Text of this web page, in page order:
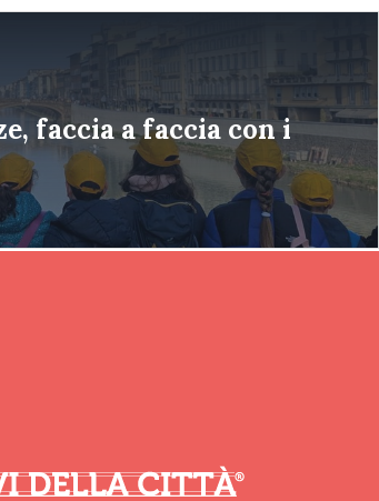
faccia a faccia con i